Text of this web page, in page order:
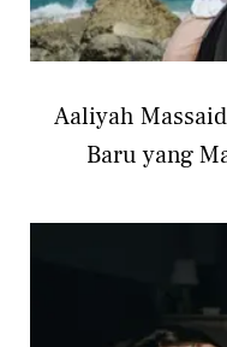
Aaliyah
Baru yang